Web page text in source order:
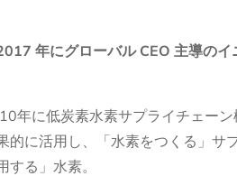
年にグローバル CEO 主導の
年に低炭素水素サプライチェー
的に活用し、「水素をつくる」サ
する」水素。